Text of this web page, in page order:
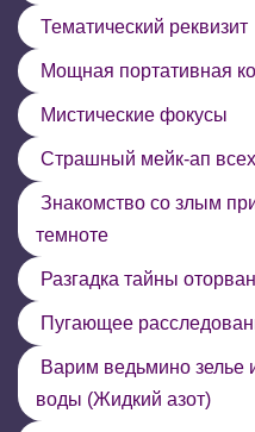
Тематический реквизит
Мощная портативная
Мистические фокусы
Страшный мейк-ап всех
Знакомство со злым
темноте
Разгадка тайны
Пугающее
Варим ведьмино зелье
воды (Жидкий азот)